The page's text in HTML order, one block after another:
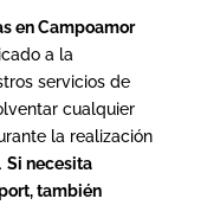
en Campoamor
a la
servicios de
cualquier
la realización
Si necesita
también